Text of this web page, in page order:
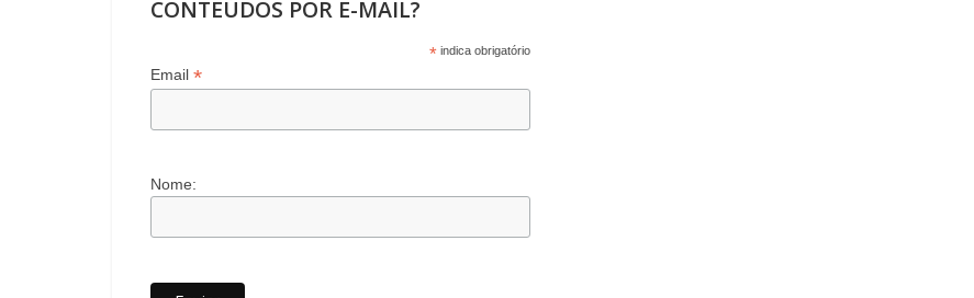
CONTEÚDOS POR E-MAIL?
*indica obrigatório
Email *
Nome: